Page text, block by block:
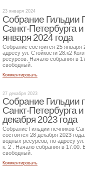
23 января 2024
Собрание Гильдии
Санкт-Петербурга
января 2024 года
Собрание состоится 25 января
адресу ул. Стойкости 28.к2
ресурсов. Начало собрания в
свободный.
Комментировать
27 декабря 2023
Собрание Гильдии
Санкт-Петербурга
декабря 2023 года
Собрание Гильдии печников
состоится 28 декабря 2023
водных ресурсов, по адресу
к. 2 . Начало собрания в 17.00.
свободный.
Комментировать